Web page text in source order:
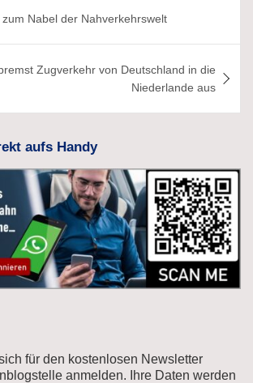
Nabel der Nahverkehrswelt
Zugverkehr von Deutschland in die
Niederlande aus
aufs Handy
für den kostenlosen Newsletter
anmelden. Ihre Daten werden